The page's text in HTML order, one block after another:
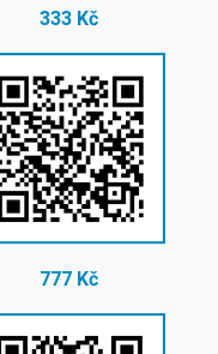
333 Kč
777 Kč